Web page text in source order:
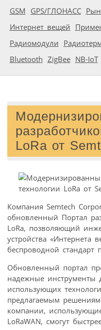
GSM GPS/ГЛОНАСС
Интернет вещей
Радиомодули
Bluetooth ZigBee NB-IoT
LoRa от
Компания Semtech
обновленный Портал
LoRa, позволяющий
устройства «Интернета
беспроводной стандарт
Обновленный портал
надежные инструменты
использующих
предлагаемым
компании,
LoRaWAN, смогут